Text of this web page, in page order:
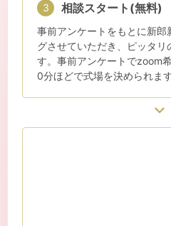
3 相談スタート(無料)
事前アンケートをもとに新郎
グさせていただき、ピッタリ
す。事前アンケートでzoom
0分ほどで式場を決められます